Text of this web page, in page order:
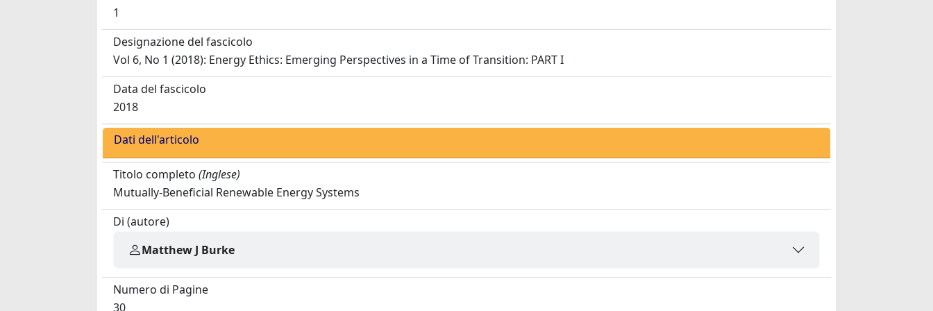
1
Designazione del fascicolo
Vol 6, No 1 (2018): Energy Ethics: Emerging Perspectives in a Time of Transition: PART I
Data del fascicolo
2018
Dati dell'articolo
Titolo completo (Inglese)
Mutually-Beneficial Renewable Energy Systems
Di (autore)
Matthew J Burke
Numero di Pagine
30